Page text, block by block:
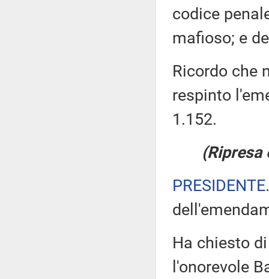
codice
mafioso; e
Ricordo che
respinto
1.152.
PRESIDENTE
Ha chiesto
l'onorevole